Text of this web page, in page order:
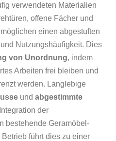
verwendeten Materialien
offene Fächer und
einen abgestuften
Nutzungshäufigkeit. Dies
von Unordnung, indem
Arbeiten frei bleiben und
werden. Langlebige
undabgestimmte
der
bestehende Geramöbel-
führt dies zu einer